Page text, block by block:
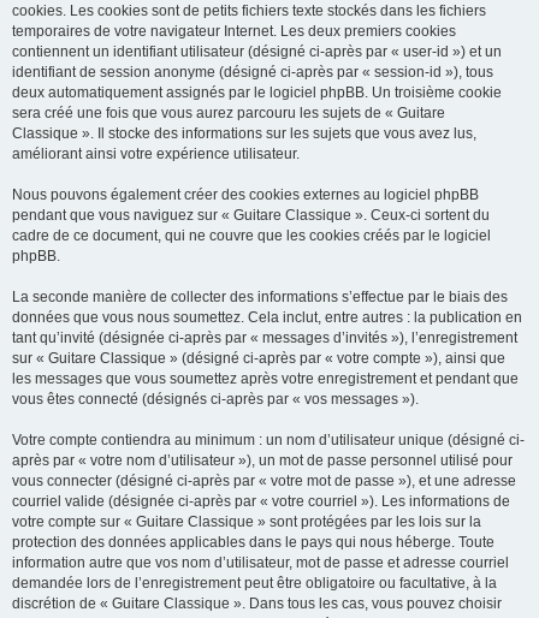
cookies. Les cookies sont de petits fichiers texte stockés dans les fichiers
temporaires de votre navigateur Internet. Les deux premiers cookies
contiennent un identifiant utilisateur (désigné ci-après par « user-id ») et un
identifiant de session anonyme (désigné ci-après par « session-id »), tous
deux automatiquement assignés par le logiciel phpBB. Un troisième cookie
sera créé une fois que vous aurez parcouru les sujets de « Guitare
Classique ». Il stocke des informations sur les sujets que vous avez lus,
améliorant ainsi votre expérience utilisateur.
Nous pouvons également créer des cookies externes au logiciel phpBB
pendant que vous naviguez sur « Guitare Classique ». Ceux-ci sortent du
cadre de ce document, qui ne couvre que les cookies créés par le logiciel
phpBB.
La seconde manière de collecter des informations s’effectue par le biais des
données que vous nous soumettez. Cela inclut, entre autres : la publication en
tant qu’invité (désignée ci-après par « messages d’invités »), l’enregistrement
sur « Guitare Classique » (désigné ci-après par « votre compte »), ainsi que
les messages que vous soumettez après votre enregistrement et pendant que
vous êtes connecté (désignés ci-après par « vos messages »).
Votre compte contiendra au minimum : un nom d’utilisateur unique (désigné ci-
après par « votre nom d’utilisateur »), un mot de passe personnel utilisé pour
vous connecter (désigné ci-après par « votre mot de passe »), et une adresse
courriel valide (désignée ci-après par « votre courriel »). Les informations de
votre compte sur « Guitare Classique » sont protégées par les lois sur la
protection des données applicables dans le pays qui nous héberge. Toute
information autre que vos nom d’utilisateur, mot de passe et adresse courriel
demandée lors de l’enregistrement peut être obligatoire ou facultative, à la
discrétion de « Guitare Classique ». Dans tous les cas, vous pouvez choisir